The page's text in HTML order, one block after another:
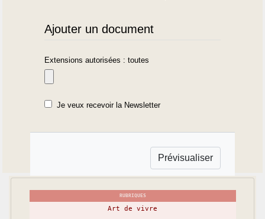
Ajouter un document
Extensions autorisées : toutes
Je veux recevoir la Newsletter
RUBRIQUES
Art de vivre